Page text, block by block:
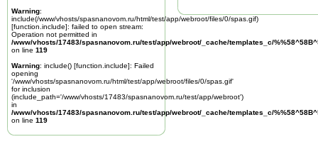
Warning:
include(/www/vhosts/spasnanovom.ru/html/test/app/webroot/files/0/spas.gif)
[function.include]: failed to open stream:
Operation not permitted in
/www/vhosts/17483/spasnanovom.ru/test/app/webroot/_cache/templates_c/
on line 119
Warning: include() [function.include]: Failed
opening
'/www/vhosts/spasnanovom.ru/html/test/app/webroot/files/0/spas.gif'
for inclusion
(include_path='/www/vhosts/17483/spasnanovom.ru/test/app/webroot')
in
/www/vhosts/17483/spasnanovom.ru/test/app/webroot/_cache/templates_c/
on line 119